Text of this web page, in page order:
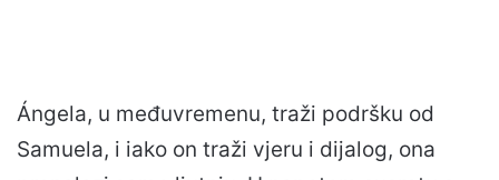
Ángela, u međuvremenu, traži podršku od
Samuela, i iako on traži vjeru i dijalog, ona